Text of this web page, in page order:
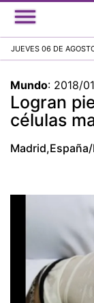
JUEVES 06 DE
Mundo: 2018/
Logran
células